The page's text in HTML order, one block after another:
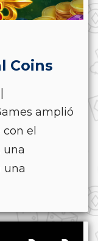
Coins
amplió
el
una
una